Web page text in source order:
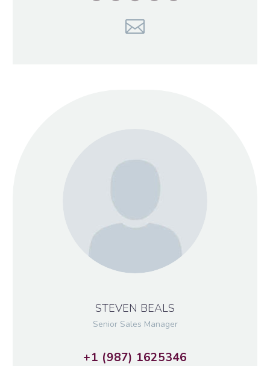
STEVEN BEALS
Senior Sales Manager
+1 (987) 1625346